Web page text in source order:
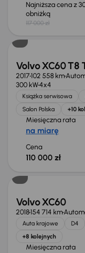
Najniższa cena z
obniżką
117 000 zł
Możliwość
Volvo XC60 T8
2017102 558 km
300 kW4x4
Książka serwisowa
Salon Polska
+10
Miesięczna rata
na miarę
Cena
110 000 zł
Volvo XC60
2018154 714 km
Auta krajowe D4
+8 kolejnych
Miesięczna rata